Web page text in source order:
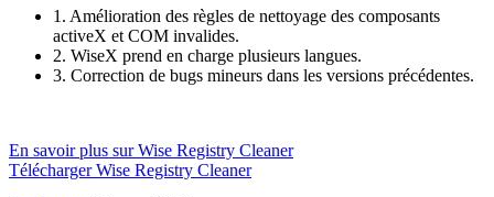
1. Amélioration des règles de nettoyage des composants
activeX et COM invalides.
2. WiseX prend en charge plusieurs langues.
3. Correction de bugs mineurs dans les versions précédentes.
En savoir plus sur Wise Registry Cleaner
Télécharger Wise Registry Cleaner